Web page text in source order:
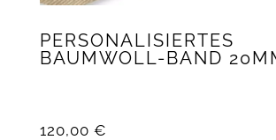
PERSONALISIERTES
BAUMWOLL-BAND
120,00 €